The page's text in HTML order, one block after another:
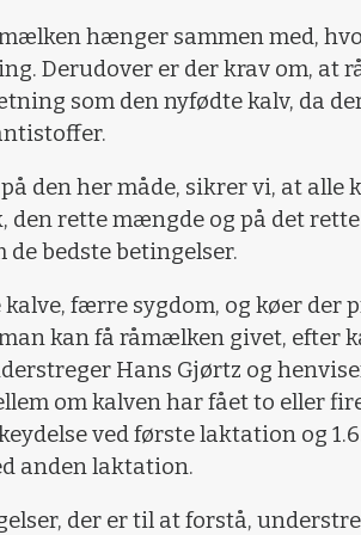
hænger sammen med,
Derudover er der krav om, at
som den nyfødte kalv, da
den her måde, sikrer vi, at alle
rette mængde og på det
de bedste betingelser.
færre sygdom, og køer der
kan få råmælken givet, efter
Hans Gjørtz og
om kalven har fået to eller
ved første laktation og
anden laktation.
der er til at forstå,